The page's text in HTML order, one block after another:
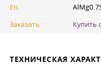
En:
Заказать:
Купить
ТЕХНИЧЕСКАЯ